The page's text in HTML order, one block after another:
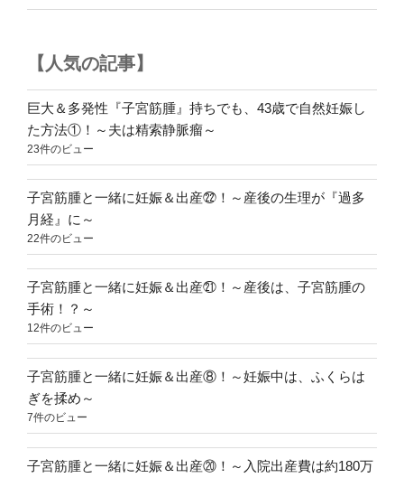
『便
失
禁』
～”
の
【人気の記事】
巨大＆多発性『子宮筋腫』持ちでも、43歳で自然妊娠し
た方法①！～夫は精索静脈瘤～
23件のビュー
子宮筋腫と一緒に妊娠＆出産㉒！～産後の生理が『過多
月経』に～
22件のビュー
子宮筋腫と一緒に妊娠＆出産㉑！～産後は、子宮筋腫の
手術！？～
12件のビュー
子宮筋腫と一緒に妊娠＆出産⑧！～妊娠中は、ふくらは
ぎを揉め～
7件のビュー
子宮筋腫と一緒に妊娠＆出産⑳！～入院出産費は約180万